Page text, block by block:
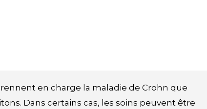
en charge la maladie de Crohn que
Dans certains cas, les soins peuvent être